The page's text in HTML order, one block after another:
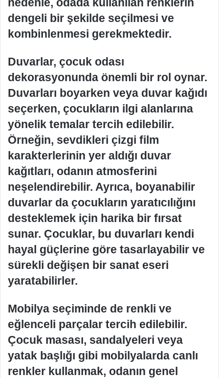
dengeli bir şekilde seçilmesi ve
kombinlenmesi gerekmektedir.
Duvarlar, çocuk odası
dekorasyonunda önemli bir rol oynar.
Duvarları boyarken veya duvar kağıdı
seçerken, çocukların ilgi alanlarına
yönelik temalar tercih edilebilir.
Örneğin, sevdikleri çizgi film
karakterlerinin yer aldığı duvar
kağıtları, odanın atmosferini
neşelendirebilir. Ayrıca, boyanabilir
duvarlar da çocukların yaratıcılığını
desteklemek için harika bir fırsat
sunar. Çocuklar, bu duvarları kendi
hayal güçlerine göre tasarlayabilir ve
sürekli değişen bir sanat eseri
yaratabilirler.
Mobilya seçiminde de renkli ve
eğlenceli parçalar tercih edilebilir.
Çocuk masası, sandalyeleri veya
yatak başlığı gibi mobilyalarda canlı
renkler kullanmak, odanın genel